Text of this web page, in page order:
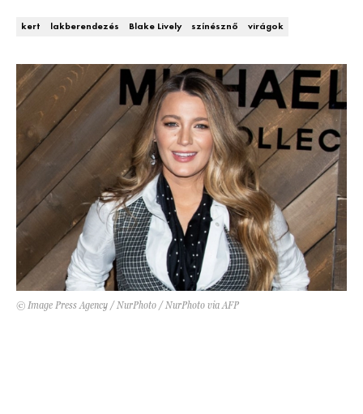
HÍRLEVÉL
kert lakberendezés Blake Lively színésznő virágok
© Image Press Agency / NurPhoto / NurPhoto via AFP